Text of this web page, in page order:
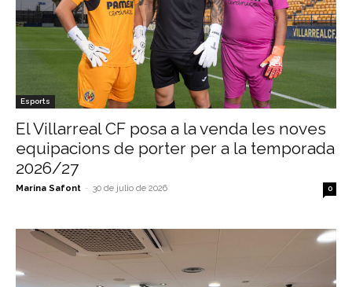
Esports
El Villarreal CF posa a la venda les noves
equipacions de porter per a la temporada
2026/27
Marina Safont - 30 de julio de 2026 0